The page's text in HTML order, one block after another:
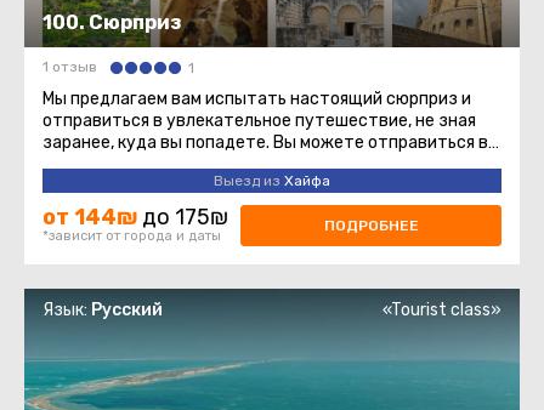
100. Сюрприз
1 отзыв 1
Мы предлагаем вам испытать настоящий сюрприз и
отправиться в увлекательное путешествие, не зная
заранее, куда вы попадете. Вы можете отправиться в
разные места нашей ...
Выезд из Хайфа
от 144₪ до 175₪
*зависит от города и даты
ПОДРОБНЕЕ
Язык: Русский «Tourist class»